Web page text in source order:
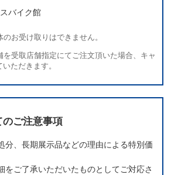
バイク館
のお受け取りはできません。
を受取店舗指定にてご注文頂いた場合、キャ
ただきます。
ご注意事項
分、長期展示品などの理由による特別価
をご了承いただいたものとしてご対応さ